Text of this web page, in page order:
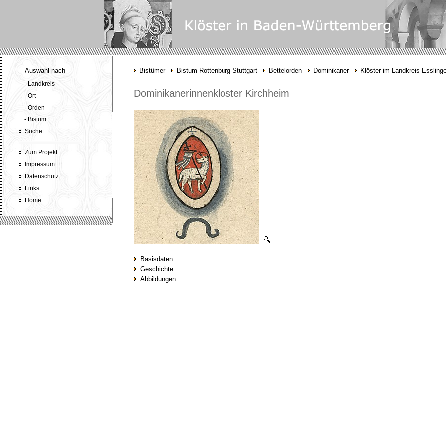
Auswahl nach
- Landkreis
- Ort
- Orden
- Bistum
Suche
Zum Projekt
Impressum
Datenschutz
Links
Home
Bistümer Bistum Rottenburg-Stuttgart Bettelorden Dominikaner Klöster im Landkreis
Dominikanerinnenkloster Kirchheim
Basisdaten
Geschichte
Abbildungen